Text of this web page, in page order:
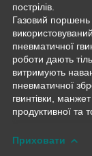
пострілів.
Газовий поршень
пневматичної
роботи дають
витримують
пневматичної
гвинтівки,
продуктивної та
Приховати